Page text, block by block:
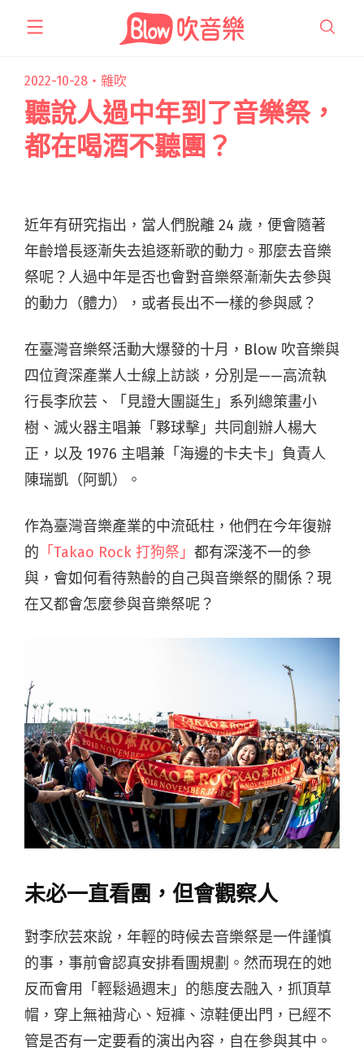
2022-10-28・ 雜吹
聽說人過中年到了音樂祭，
都在喝酒不聽團？
近年有研究指出，當人們脫離 24 歲，便會隨著
年齡增長逐漸失去追逐新歌的動力。那麼去音樂
祭呢？人過中年是否也會對音樂祭漸漸失去參與
的動力（體力），或者長出不一樣的參與感？
在臺灣音樂祭活動大爆發的十月，Blow 吹音樂與
四位資深產業人士線上訪談，分別是——高流執
行長李欣芸、「見證大團誕生」系列總策畫小
樹、滅火器主唱兼「夥球擊」共同創辦人楊大
正，以及 1976 主唱兼「海邊的卡夫卡」負責人
陳瑞凱（阿凱）。
作為臺灣音樂產業的中流砥柱，他們在今年復辦
的 「Takao Rock 打狗祭」 都有深淺不一的參
與，會如何看待熟齡的自己與音樂祭的關係？現
在又都會怎麼參與音樂祭呢？
未必一直看團，但會觀察人
對李欣芸來說，年輕的時候去音樂祭是一件謹慎
的事，事前會認真安排看團規劃。然而現在的她
反而會用「輕鬆過週末」的態度去融入，抓頂草
帽，穿上無袖背心、短褲、涼鞋便出門，已經不
管是否有一定要看的演出內容，自在參與其中。